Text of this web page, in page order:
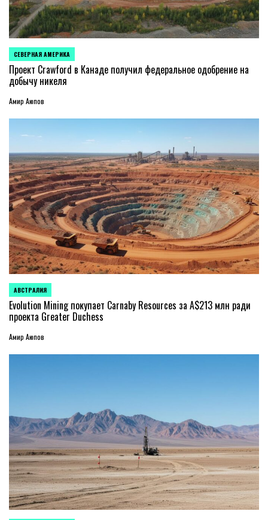
ОПУБЛИКОВАНО
В
СЕВЕРНАЯ АМЕРИКА
Проект Crawford в Канаде получил федеральное одобрение на
добычу никеля
Амир Аюпов
ОПУБЛИКОВАНО
В
АВСТРАЛИЯ
Evolution Mining покупает Carnaby Resources за A$213 млн ради
проекта Greater Duchess
Амир Аюпов